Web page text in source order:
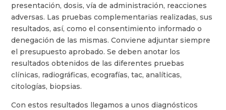
presentación, dosis, vía de administración, reacciones
adversas. Las pruebas complementarias realizadas, sus
resultados, así, como el consentimiento informado o
denegación de las mismas. Conviene adjuntar siempre
el presupuesto aprobado. Se deben anotar los
resultados obtenidos de las diferentes pruebas
clínicas, radiográficas, ecografías, tac, analíticas,
citologías, biopsias.
Con estos resultados llegamos a unos diagnósticos